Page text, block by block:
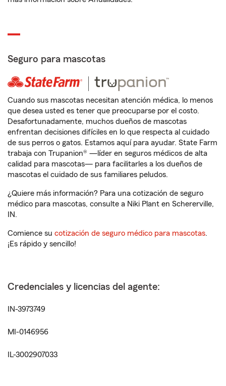
Seguro para mascotas
Cuando sus mascotas necesitan atención médica, lo menos
que desea usted es tener que preocuparse por el costo.
Desafortunadamente, muchos dueños de mascotas
enfrentan decisiones difíciles en lo que respecta al cuidado
de sus perros o gatos. Estamos aquí para ayudar. State Farm
trabaja con Trupanion® —líder en seguros médicos de alta
calidad para mascotas— para facilitarles a los dueños de
mascotas el cuidado de sus familiares peludos.
¿Quiere más información? Para una cotización de seguro
médico para mascotas, consulte a Niki Plant en Schererville,
IN.
Comience su cotización de seguro médico para mascotas.
¡Es rápido y sencillo!
Credenciales y licencias del agente:
IN-3973749
MI-0146956
IL-3002907033